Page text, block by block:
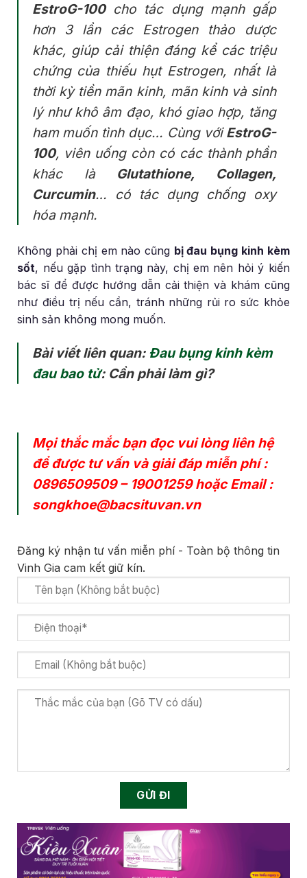
EstroG-100cho tác dụng mạnh gấp
hơn 3 lần các Estrogen thảo dược
khác, giúp cải thiện đáng kể các triệu
chứng của thiếu hụt Estrogen, nhất là
thời kỳ tiền mãn kinh, mãn kinh và sinh
lý như khô âm đạo, khó giao hợp, tăng
ham muốn tình dục… Cùng vớiEstroG-
100, viên uống còn có các thành phần
khác là Glutathione, Collagen,
Curcumin… có tác dụng chống oxy
hóa mạnh.
Không phải chị em nào cũng bị đau bụng kinh kèm
sốt, nếu gặp tình trạng này, chị em nên hỏi ý kiến
bác sĩ để được hướng dẫn cải thiện và khám cũng
như điều trị nếu cần, tránh những rủi ro sức khỏe
sinh sản không mong muốn.
Bài viết liên quan: Đau bụng kinh kèm
đau bao tử: Cần phải làm gì?
Mọi thắc mắc bạn đọc vui lòng liên hệ
để được tư vấn và giải đáp miễn phí :
0896509509– 19001259hoặc Email :
songkhoe@bacsituvan.vn
Đăng ký nhận tư vấn miễn phí - Toàn bộ thông tin
Vinh Gia cam kết giữ kín.